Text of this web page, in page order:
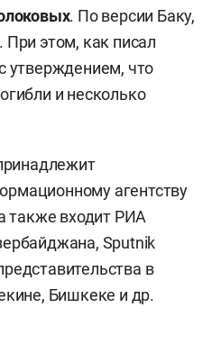
. По версии Баку,
этом, как писал
утверждением, что
и несколько
агентству
также входит РИА
Sputnik
в
Бишкеке и др.